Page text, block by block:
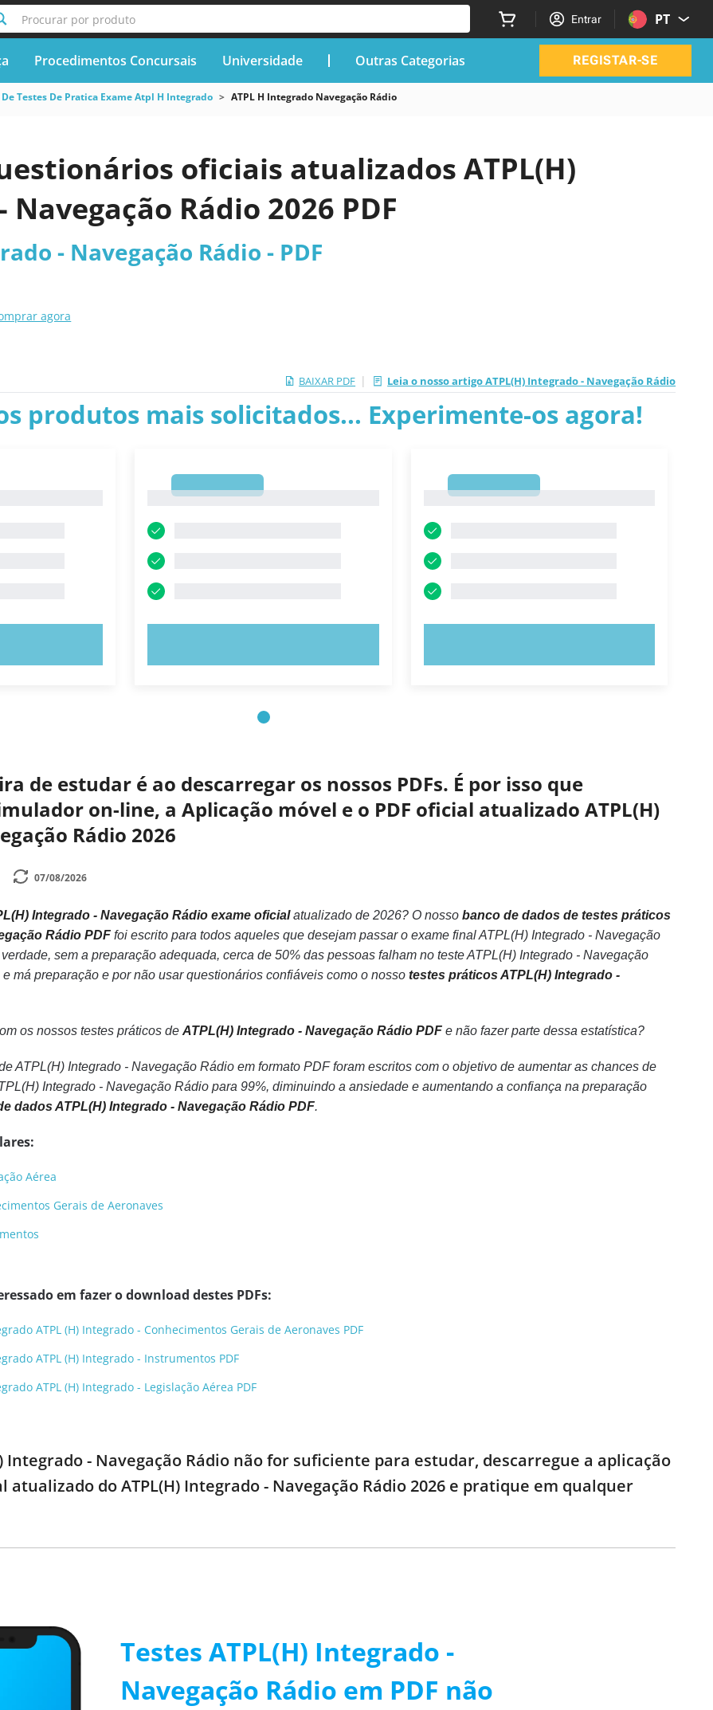
Procurar por produto Entrar PT
Procedimentos Concursais Universidade Outras Categorias REGISTAR-SE
Testes De Pratica Exame Atpl H Integrado ATPL H Integrado Navegação Rádio
oficiais atualizados ATPL(H)
Rádio 2026 PDF
- Navegação Rádio - PDF
agora
BAIXAR PDF | Leia o nosso artigo ATPL(H) Integrado - Navegação Rádio
produtos mais solicitados... Experimente-os agora!
de estudar é ao descarregar os nossos PDFs. É por isso que
on-line, a Aplicação móvel e o PDF oficial atualizado ATPL(H)
Rádio 2026
07/08/2026
Integrado - Navegação Rádio exame oficialatualizado de 2026? O nosso banco de dados de testes práticos
Rádio PDFfoi escrito para todos aqueles que desejam passar o exame final ATPL(H) Integrado - Navegação
sem a preparação adequada, cerca de 50% das pessoas falham no teste ATPL(H) Integrado - Navegação
má preparação e por não usar questionários confiáveis como o nosso testes práticos ATPL(H) Integrado -
os nossos testes práticos de ATPL(H) Integrado - Navegação Rádio PDFe não fazer parte dessa estatística?
ATPL(H) Integrado - Navegação Rádio em formato PDF foram escritos com o objetivo de aumentar as chances de
Integrado - Navegação Rádio para 99%, diminuindo a ansiedade e aumentando a confiança na preparação
dados ATPL(H) Integrado - Navegação Rádio PDF.
Aérea
Gerais de Aeronaves
em fazer o download destes PDFs:
ATPL (H) Integrado - Conhecimentos Gerais de Aeronaves PDF
ATPL (H) Integrado - Instrumentos PDF
ATPL (H) Integrado - Legislação Aérea PDF
Integrado - Navegação Rádio não for suficiente para estudar, descarregue a aplicação
atualizado do ATPL(H) Integrado - Navegação Rádio 2026 e pratique em qualquer
Testes ATPL(H) Integrado -
Navegação Rádio em PDF não